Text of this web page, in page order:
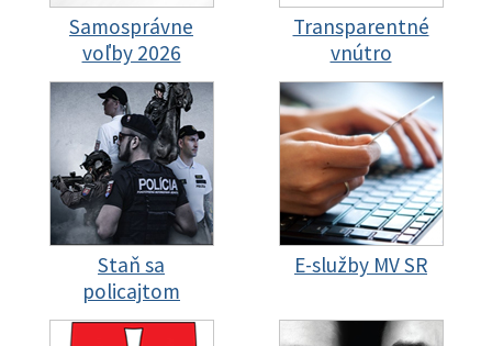
Samosprávne
voľby 2026
Transparentné
vnútro
Staň sa
policajtom
E-služby MV SR